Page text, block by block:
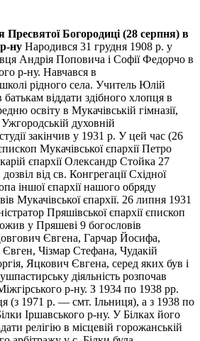
Богородиці (28 серпня) в
ну Народився 31 грудня 1908 р. у
Андрія Поповича і Софії Федорчо в
р-ну. Навчався в
рідного села. Учитель Юлій
віддати здібного хлопця в
освіту в Мукачівській гімназії,
духовній
закінчив у 1931 р. У цей час (26
Мукачівської єпархії Петро
єпархії Олександр Стойка 27
від св. Конгрегації Східної
іншої єпархії нашого обряду
Мукачівської єпархії. 26 липня 1931
Пряшівської єпархії єпископ
у Пряшеві 9 богословів
Євгена, Гарчар Йосифа,
Чізмар Стефана, Чудакій
Яцкович Євгена, серед яких був і
діяльність розпочав
р-ну. З 1934 по 1938 рр.
(з 1971 р. — смт. Ільниця), а з 1938 по
Іршавського р-ну. У Білках його
релігію в місцевій горожанській